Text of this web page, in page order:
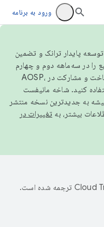
ورود به برنامه
مدل توسعه پایدار ترانک و تضمین
را در سه‌ماهه دوم و چهارم
کنید. شاخه مانیفست
به جدیدترین نسخه منتشر
تغییرات در
ترجمه شده است.